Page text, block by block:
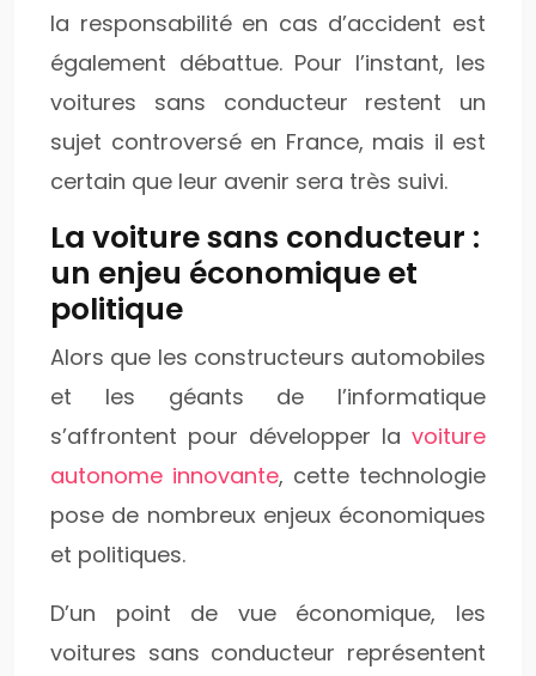
la responsabilité en cas d’accident est
également débattue. Pour l’instant, les
voitures sans conducteur restent un
sujet controversé en France, mais il est
certain que leur avenir sera très suivi.
La voiture sans conducteur :
un enjeu économique et
politique
Alors que les constructeurs automobiles
et les géants de l’informatique
s’affrontent pour développer la voiture
autonome innovante, cette technologie
pose de nombreux enjeux économiques
et politiques.
D’un point de vue économique, les
voitures sans conducteur représentent